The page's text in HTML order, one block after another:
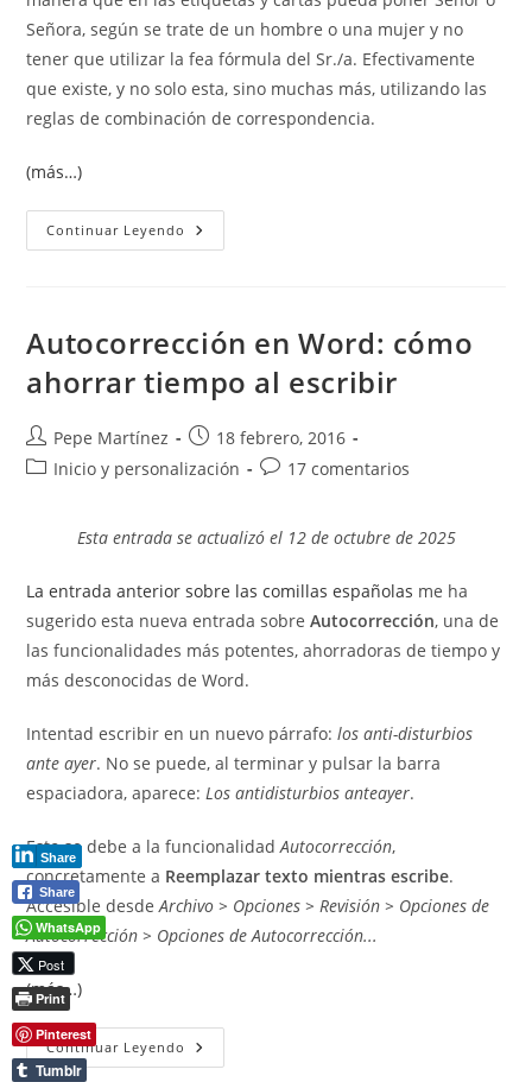
Señora, según se trate de un hombre o una mujer y no
tener que utilizar la fea fórmula del Sr./a. Efectivamente
que existe, y no solo esta, sino muchas más, utilizando las
reglas de combinación de correspondencia.
(más…)
Continuar Leyendo Reglas
De
Entonces…
Sino
Autocorrección en Word: cómo
ahorrar tiempo al escribir
Autor
de
Pepe Martínez
Publicación
de
18 febrero, 2016
Categoría
entrada:
Inicio y personalización
Comentarios
entrada:
17 comentarios
Esta entrada se actualizó el 12 de octubre de 2025
La entrada anterior sobre las comillas españolas me ha
sugerido esta nueva entrada sobreAutocorrección, una de
las funcionalidades más potentes, ahorradoras de tiempo y
más desconocidas de Word.
Intentad escribir en un nuevo párrafo:los anti-disturbios
ante ayer. No se puede, al terminar y pulsar la barra
espaciadora, aparece:Los antidisturbios anteayer.
Esto se debe a la funcionalidadAutocorrección,
concretamente a Reemplazar texto mientras escribe.
Accesible desdeArchivo > Opciones > Revisión > Opciones de
Autocorrección > Opciones de Autocorrección...
(más…)
Continuar Leyendo Autocorrección
En
Share
Share
WhatsApp
Post
Print
Pinterest
Tumblr